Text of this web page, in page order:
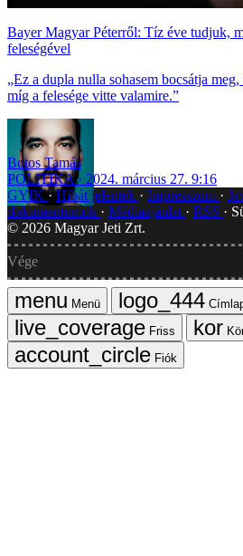
Bayer Magyar Péterről: Tíz éve tudjuk,
feleségével
„Ez a dupla nulla sohasem bocsátja
míg a felesége vitte valamire.”
Botos Tamás
POLITIKA
2024. március 27. 9:16
GYIK Hibát jelentek Impresszum
dokumentumok
Médiaajánlat RSS
© 2026 Magyar Jeti Zrt.
Vége
Menü
Friss
Fiók